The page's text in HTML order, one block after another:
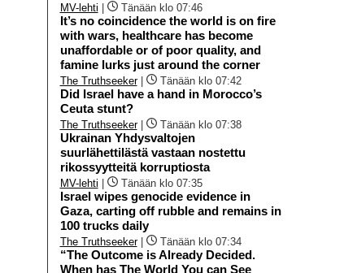
MV-lehti Tänään klo 07:46
It’s no coincidence the world is on fire
with wars, healthcare has become
unaffordable or of poor quality, and
famine lurks just around the corner
The Truthseeker| Tänään klo 07:42
Did Israel have a hand in Morocco’s
Ceuta stunt?
The Truthseeker| Tänään klo 07:38
Ukrainan Yhdysvaltojen
suurlähettilästä vastaan nostettu
rikossyytteitä korruptiosta
MV-lehti Tänään klo 07:35
Israel wipes genocide evidence in
Gaza, carting off rubble and remains in
100 trucks daily
The Truthseeker| Tänään klo 07:34
“The Outcome is Already Decided.
When has The World You can See